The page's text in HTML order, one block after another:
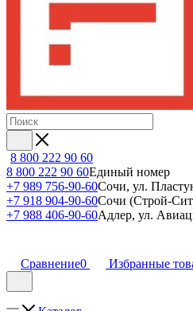
8 800 222 90 60
8 800 222 90 60Единый номер
+7 989 756-90-60Сочи, ул.
+7 918 904-90-60Сочи (Строй-
+7 988 406-90-60Адлер, ул.
Сравнение0 Избранные